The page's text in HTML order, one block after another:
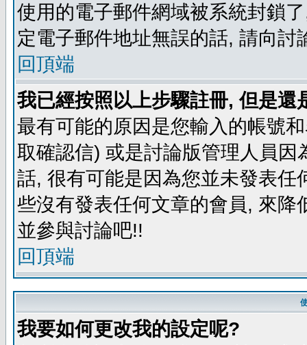
使用的電子郵件網域被系統封鎖
定電子郵件地址無誤的話, 請向
回頂端
我已經按照以上步驟註冊, 但是還
最有可能的原因是您輸入的帳號
取確認信) 或是討論版管理人員
話, 很有可能是因為您並未發表
些沒有發表任何文章的會員, 來
並參與討論吧!!
回頂端
我要如何更改我的設定呢?